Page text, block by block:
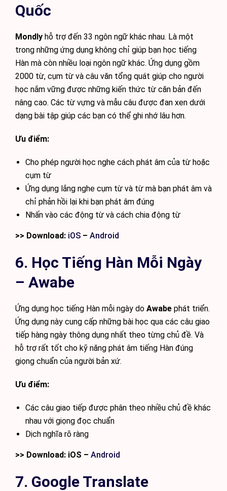
Quốc
Mondly hỗ trợ đến 33 ngôn ngữ khác nhau. Là một
trong những ứng dụng không chỉ giúp bạn học tiếng
Hàn mà còn nhiều loại ngôn ngữ khác. Ứng dụng gồm
2000 từ, cụm từ và câu văn tổng quát giúp cho người
học nắm vững được những kiến thức từ căn bản đến
nâng cao. Các từ vựng và mẫu câu được đan xen dưới
dạng bài tập giúp các bạn có thể ghi nhớ lâu hơn.
Ưu điểm:
Cho phép người học nghe cách phát âm của từ hoặc
cụm từ
Ứng dụng lắng nghe cụm từ và từ mà bạn phát âm và
chỉ phản hồi lại khi bạn phát âm đúng
Nhấn vào các động từ và cách chia động từ
>> Download: iOS – Android
6. Học Tiếng Hàn Mỗi Ngày
– Awabe
Ứng dụng học tiếng Hàn mỗi ngày do Awabe phát triển.
Ứng dụng này cung cấp những bài học qua các câu giao
tiếp hàng ngày thông dụng nhất theo từng chủ đề. Và
hỗ trợ rất tốt cho kỹ năng phát âm tiếng Hàn đúng
giọng chuẩn của người bản xứ.
Ưu điểm:
Các câu giao tiếp được phân theo nhiều chủ đề khác
nhau với giọng đọc chuẩn
Dịch nghĩa rõ ràng
>> Download: iOS – Android
7. Google Translate